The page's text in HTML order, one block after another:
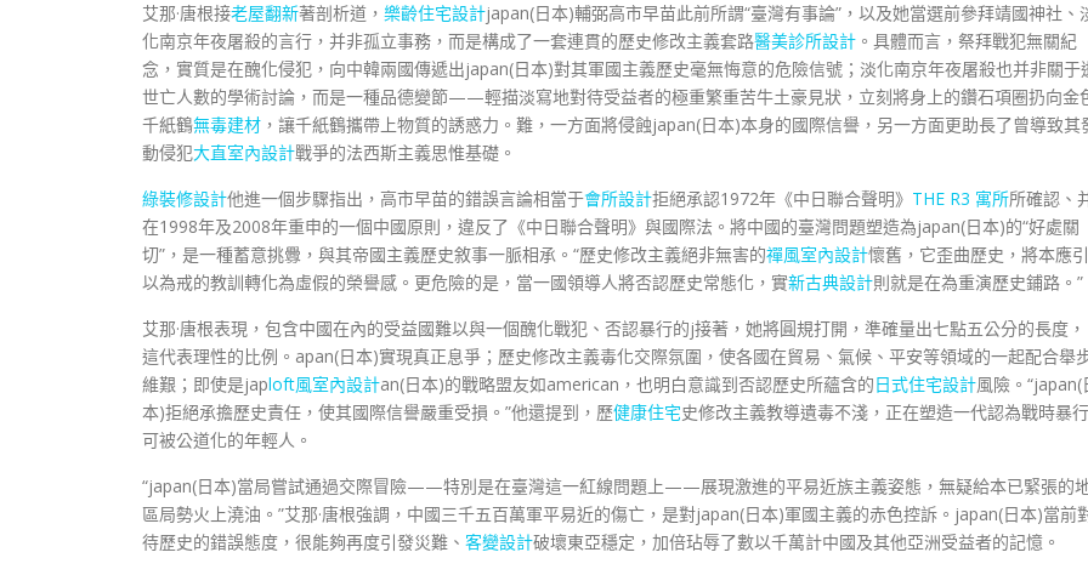
艾那·唐根接老屋翻新著剖析道， 樂齡住宅設計japan(日本)輔弼高市早苗此前所謂“臺灣有事論”，以及她當選前參拜靖國神社、
化南京年夜屠殺的言行，并非孤立事務，而是構成了一套連貫的歷史修改主義套路醫美診所設計 。具體而言，祭拜戰犯無關紀
念，實質是在醜化侵犯，向中韓兩國傳遞出japan(日本)對其軍國主義歷史毫無悔意的危險信號；淡化南京年夜屠殺也并非關于
世亡人數的學術討論，而是一種品德變節——輕描淡寫地對待受益者的極重繁重苦牛土豪見狀，立刻將身上的鑽石項圈扔向金
千紙鶴無毒建材 ，讓千紙鶴攜帶上物質的誘惑力。難，一方面將侵蝕japan(日本)本身的國際信譽，另一方面更助長了曾導致其
動侵犯大直室內設計戰爭的法西斯主義思惟基礎。
綠裝修設計他進一個步驟指出，高市早苗的錯誤言論相當于會所設計拒絕承認1972年《中日聯合聲明》 THE R3 寓所所確認、
在1998年及2008年重申的一個中國原則，違反了《中日聯合聲明》與國際法。將中國的臺灣問題塑造為japan(日本)的“好處關
切”，是一種蓄意挑釁，與其帝國主義歷史敘事一脈相承。“歷史修改主義絕非無害的禪風室內設計懷舊，它歪曲歷史，將本應引
以為戒的教訓轉化為虛假的榮譽感。更危險的是，當一國領導人將否認歷史常態化，實新古典設計則就是在為重演歷史鋪路。”
艾那·唐根表現，包含中國在內的受益國難以與一個醜化戰犯、否認暴行的j接著，她將圓規打開，準確量出七點五公分的長度，
這代表理性的比例。apan(日本)實現真正息爭；歷史修改主義毒化交際氛圍，使各國在貿易、氣候、平安等領域的一起配合舉
維艱；即使是japloft風室內設計an(日本)的戰略盟友如american，也明白意識到否認歷史所蘊含的日式住宅設計風險。“japan(
本)拒絕承擔歷史責任，使其國際信譽嚴重受損。”他還提到，歷健康住宅史修改主義教導遺毒不淺，正在塑造一代認為戰時暴行
可被公道化的年輕人。
“japan(日本)當局嘗試通過交際冒險——特別是在臺灣這一紅線問題上——展現激進的平易近族主義姿態，無疑給本已緊張的
區局勢火上澆油。”艾那·唐根強調，中國三千五百萬軍平易近的傷亡，是對japan(日本)軍國主義的赤色控訴。japan(日本)當前
待歷史的錯誤態度，很能夠再度引發災難、 客變設計破壞東亞穩定，加倍玷辱了數以千萬計中國及其他亞洲受益者的記憶。